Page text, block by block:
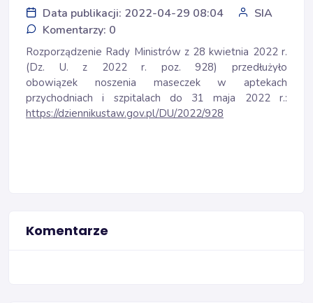
Data publikacji: 2022-04-29 08:04
SIA
Komentarzy: 0
Rozporządzenie Rady Ministrów z 28 kwietnia 2022 r.
(Dz. U. z 2022 r. poz. 928) przedłużyło
obowiązek noszenia maseczek w aptekach
przychodniach i szpitalach do 31 maja 2022 r.:
https://dziennikustaw.gov.pl/DU/2022/928
Komentarze